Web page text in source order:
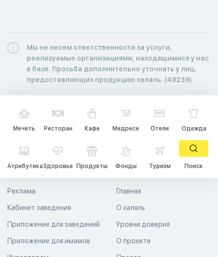
Мы не несем ответственности за услуги,
реализуемые организациями, находящимися у нас
в базе. Просьба дополнительно уточнять у лиц,
предоставляющих продукцию халяль. (49239)
Мечеть Ресторан Кафе Медресе Отели Одежда
АтрибутикаЗдоровье Продукты Фонды Туризм Поиск
Главная
О халяль
Уровни доверия
Реклама
Кабинет заведения
Приложение для заведений
Приложение для имамов О проекте